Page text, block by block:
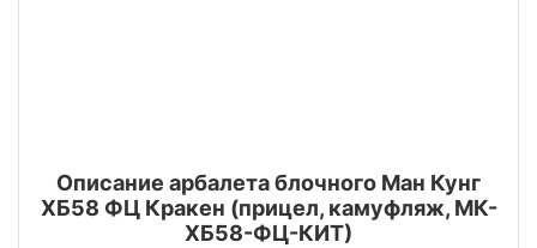
Описание арбалета блочного Ман Кунг
ХБ58 ФЦ Кракен (прицел, камуфляж, МК-
ХБ58-ФЦ-КИТ)